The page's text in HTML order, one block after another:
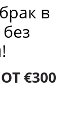
в
ОТ €300